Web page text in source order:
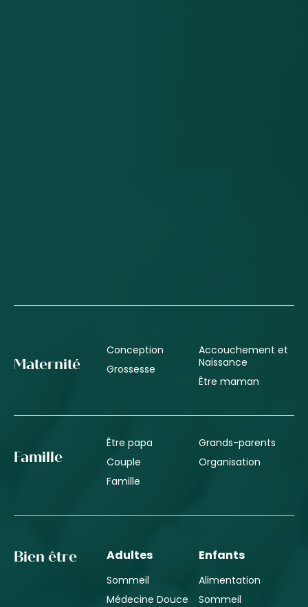
Maternité
Conception
Grossesse
Accouchement et
Naissance
Être maman
Famille
Être papa
Couple
Famille
Grands-parents
Organisation
Bien être Adultes
Sommeil
Médecine Douce
Enfants
Alimentation
Sommeil